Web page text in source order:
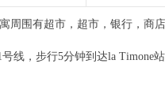
周围有超市，超市，银行，商店
号线 ，步行5分钟到达la Timone